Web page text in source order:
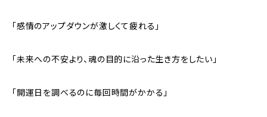
「感情のアップダウンが激しくて疲れる」
「未来への不安より、魂の目的に沿った生き方をしたい」
「開運日を調べるのに毎回時間がかかる」